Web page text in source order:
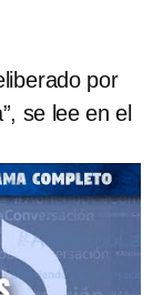
por
se lee en el